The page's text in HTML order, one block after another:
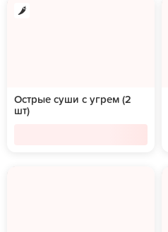
Острые суши с угрем (2
шт)